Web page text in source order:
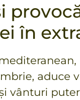
în
aduce
vânturi